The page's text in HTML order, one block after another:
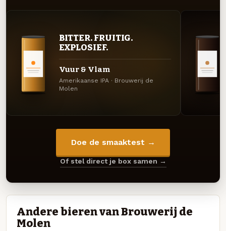
BITTER. FRUITIG.
EXPLOSIEF.
Vuur & Vlam
Amerikaanse IPA · Brouwerij de
Molen
Doe de smaaktest →
Of stel direct je box samen →
Andere bieren van Brouwerij de
Molen